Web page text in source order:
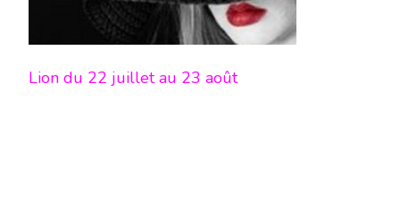
Lion du 22 juillet au 23 août